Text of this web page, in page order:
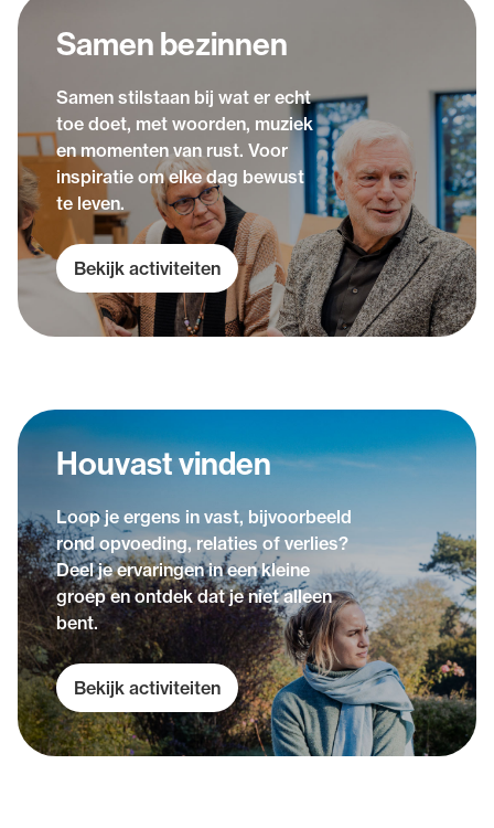
Samen bezinnen
Samen stilstaan bij wat er echt
toe doet, met woorden, muziek
en momenten van rust. Voor
inspiratie om elke dag bewust
te leven.
Bekijk activiteiten
Houvast vinden
Loop je ergens in vast, bijvoorbeeld
rond opvoeding, relaties of verlies?
Deel je ervaringen in een kleine
groep en ontdek dat je niet alleen
bent.
Bekijk activiteiten